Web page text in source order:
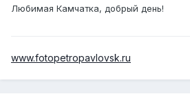
Любимая Камчатка, добрый день!
www.fotopetropavlovsk.ru